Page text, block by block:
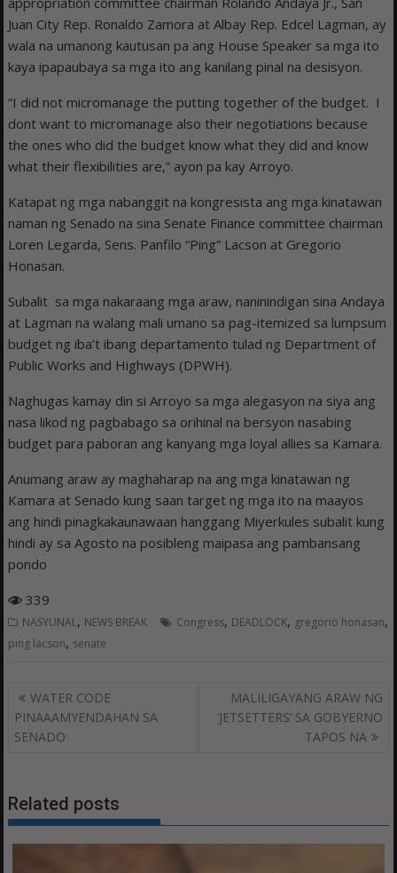
Juan City Rep. Ronaldo Zamora at Albay Rep. Edcel Lagman, ay
wala na umanong kautusan pa ang House Speaker sa mga ito
kaya ipapaubaya sa mga ito ang kanilang pinal na desisyon.
“I did not micromanage the putting together of the budget. I
dont want to micromanage also their negotiations because
the ones who did the budget know what they did and know
what their flexibilities are,” ayon pa kay Arroyo.
Katapat ng mga nabanggit na kongresista ang mga kinatawan
naman ng Senado na sina Senate Finance committee chairman
Loren Legarda, Sens. Panfilo “Ping” Lacson at Gregorio
Honasan.
Subalit sa mga nakaraang mga araw, naninindigan sina Andaya
at Lagman na walang mali umano sa pag-itemized sa lumpsum
budget ng iba’t ibang departamento tulad ng Department of
Public Works and Highways (DPWH).
Naghugas kamay din si Arroyo sa mga alegasyon na siya ang
nasa likod ng pagbabago sa orihinal na bersyon nasabing
budget para paboran ang kanyang mga loyal allies sa Kamara.
Anumang araw ay maghaharap na ang mga kinatawan ng
Kamara at Senado kung saan target ng mga ito na maayos
ang hindi pinagkakaunawaan hanggang Miyerkules subalit kung
hindi ay sa Agosto na posibleng maipasa ang pambansang
pondo
339
NASYUNAL, NEWS BREAK Congress, DEADLOCK, gregorio honasan,
ping lacson, senate
Post
navigation
WATER CODE
PINAAAMYENDAHAN SA
SENADO
MALILIGAYANG ARAW NG
‘JETSETTERS’ SA GOBYERNO
TAPOS NA
Related posts